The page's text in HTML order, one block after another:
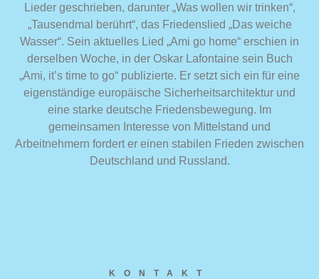
Lieder geschrieben, darunter „Was wollen wir trinken“,
„Tausendmal berührt“, das Friedenslied „Das weiche
Wasser“. Sein aktuelles Lied „Ami go home“ erschien in
derselben Woche, in der Oskar Lafontaine sein Buch
„Ami, it’s time to go“ publizierte. Er setzt sich ein für eine
eigenständige europäische Sicherheitsarchitektur und
eine starke deutsche Friedensbewegung. Im
gemeinsamen Interesse von Mittelstand und
Arbeitnehmern fordert er einen stabilen Frieden zwischen
Deutschland und Russland.
KONTAKT